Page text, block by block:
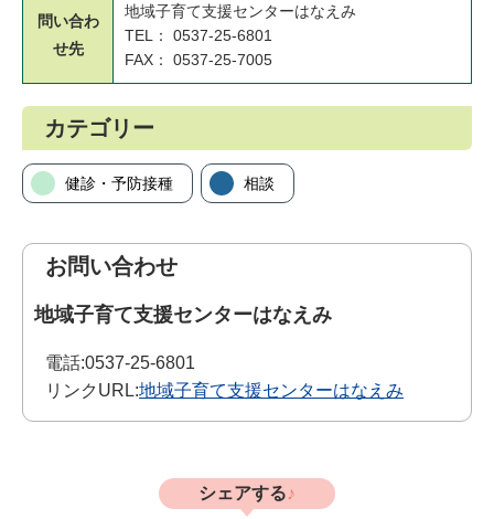
問い合わ
せ先
地域子育て支援センターはなえみ
TEL： 0537-25-6801
FAX： 0537-25-7005
カテゴリー
健診・予防接種 相談
お問い合わせ
地域子育て支援センターはなえみ
電話:0537-25-6801
リンクURL:地域子育て支援センターはなえみ
シェアする